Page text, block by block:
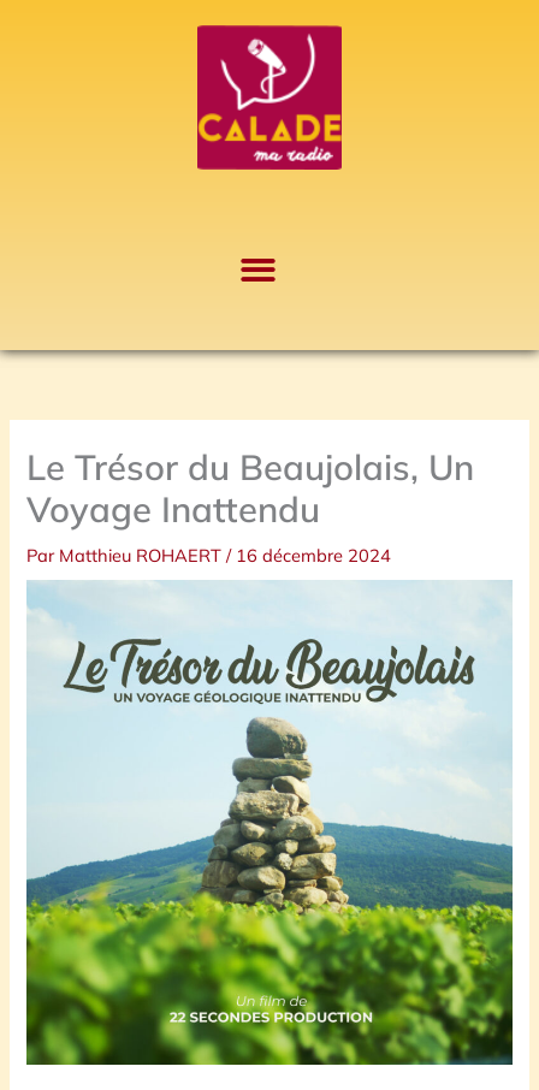
Le Trésor du Beaujolais, Un
Voyage Inattendu
Par Matthieu ROHAERT/ 16 décembre 2024